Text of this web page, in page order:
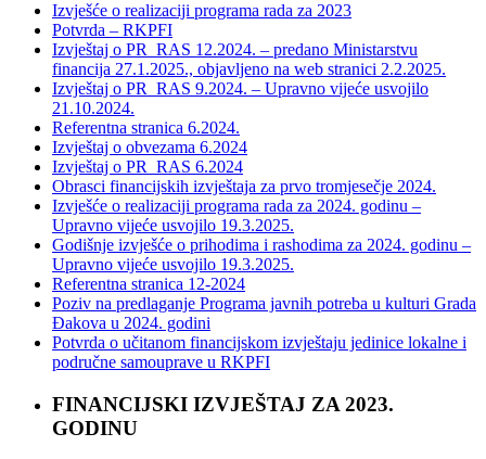
Izvješće o realizaciji programa rada za 2023
Potvrda – RKPFI
Izvještaj o PR_RAS 12.2024. – predano Ministarstvu
financija 27.1.2025., objavljeno na web stranici 2.2.2025.
Izvještaj o PR_RAS 9.2024. – Upravno vijeće usvojilo
21.10.2024.
Referentna stranica 6.2024.
Izvještaj o obvezama 6.2024
Izvještaj o PR_RAS 6.2024
Obrasci financijskih izvještaja za prvo tromjesečje 2024.
Izvješće o realizaciji programa rada za 2024. godinu –
Upravno vijeće usvojilo 19.3.2025.
Godišnje izvješće o prihodima i rashodima za 2024. godinu –
Upravno vijeće usvojilo 19.3.2025.
Referentna stranica 12-2024
Poziv na predlaganje Programa javnih potreba u kulturi Grada
Đakova u 2024. godini
Potvrda o učitanom financijskom izvještaju jedinice lokalne i
područne samouprave u RKPFI
FINANCIJSKI IZVJEŠTAJ ZA 2023.
GODINU